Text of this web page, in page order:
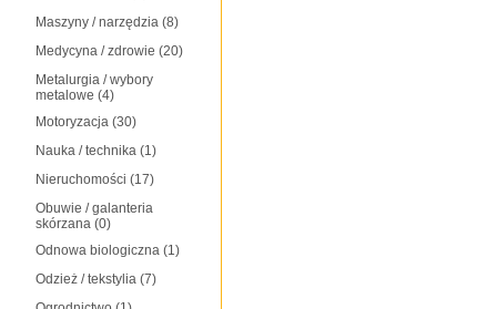
Maszyny / narzędzia (8)
Medycyna / zdrowie (20)
Metalurgia / wybory
metalowe (4)
Motoryzacja (30)
Nauka / technika (1)
Nieruchomości (17)
Obuwie / galanteria
skórzana (0)
Odnowa biologiczna (1)
Odzież / tekstylia (7)